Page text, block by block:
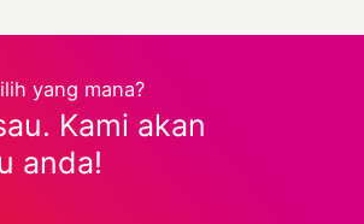
yang mana?
Kami akan
anda!